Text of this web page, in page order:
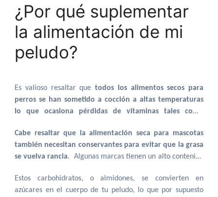
de una fuente de agua independiente, ya que en la
naturaleza no siempre estaba disponible esa fuente de
agua. El contenido de humedad de la mayoría de los
alimentos frescos y crudos es del 70%. Esto es de gran
dieta baja en humedad.
¿Por qué suplementar
la alimentación de mi
peludo?
Es valioso resaltar que todos los alimentos secos para
perros se han sometido a cocción a altas temperaturas
lo que ocasiona pérdidas de vitaminas tales como
y grasas, esto es uno de los motivos principales de porque
en snouts recomendamos que si tu mascota consume
concentrado suplementes y mejores su alimentación para
Cabe resaltar que la alimentación seca para mascotas
también necesitan conservantes para evitar que la grasa
se vuelva rancia. Algunas marcas tienen un alto contenido
azúcares para mejorar palatabilidad etc.
Estos carbohidratos, o almidones, se convierten en
azúcares en el cuerpo de tu peludo, lo que por supuesto